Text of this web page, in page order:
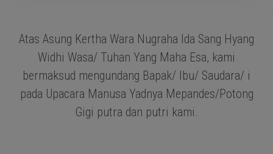
Atas Asung Kertha Wara Nugraha Ida Sang Hyang
Widhi Wasa/ Tuhan Yang Maha Esa, kami
bermaksud mengundang Bapak/ Ibu/ Saudara/ i
pada Upacara Manusa Yadnya Mepandes/Potong
Gigi putra dan putri kami.